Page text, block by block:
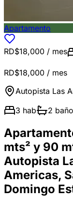
Apartamento
RD$18,000 / mes
RD$18,000 / mes
Autopista Las
3 hab 2
mts² y 90
Autopista
Americas,
Domingo